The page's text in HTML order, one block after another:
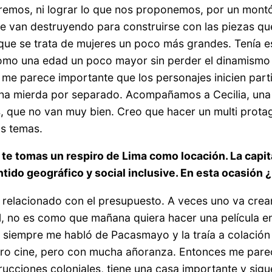
ni lograr lo que nos proponemos, por un
destruyendo para construirse con las piezas
se trata de mujeres un poco más grandes. Tenía
una edad un poco mayor sin perder el
parece importante que los personajes inicien
mierda por separado. Acompañamos a Cecilia,
no van muy bien. Creo que hacer un multi
temas.
tomas un respiro de Lima como locación. La
geográfico y social inclusive. En esta ocasión
con el presupuesto. A veces uno va
es como que mañana quiera hacer una película
me habló de Pacasmayo y la traía a
cine, pero con mucha añoranza. Entonces me
coloniales, tiene una casa importante y